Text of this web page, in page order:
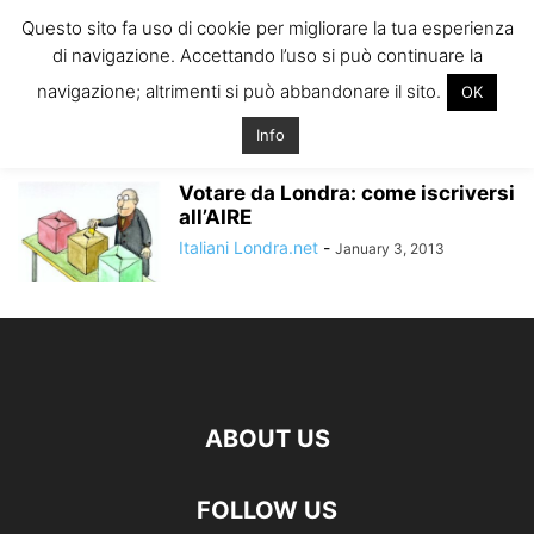
ITALIANI A
LONDRA
Il blog degli Italiani nella rebel city
Home Tags Documenti aire londra
documenti aire londra
Votare da Londra: come iscriversi
all’AIRE
Italiani Londra.net - January 3, 2013
ABOUT US
FOLLOW US
Questo sito fa uso di cookie per migliorare la tua esperienza
di navigazione. Accettando l’uso si può continuare la
navigazione; altrimenti si può abbandonare il sito.
OK
Info